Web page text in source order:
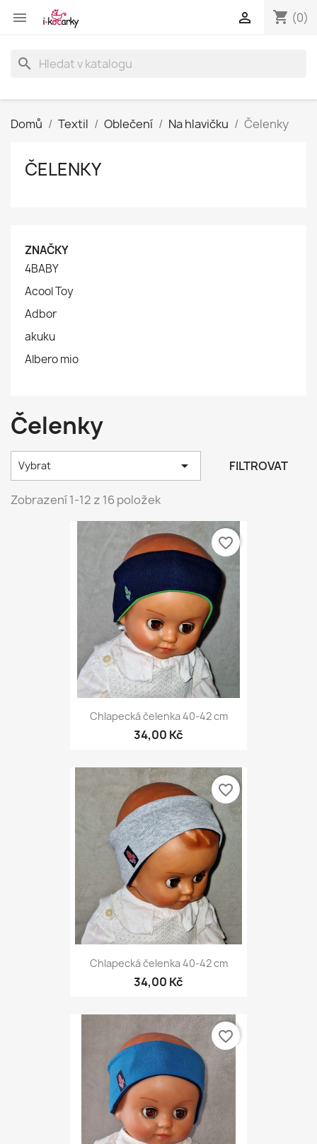
 shopping_cart (0)

search
Domů Textil Oblečení Na hlavičku Čelenky
ČELENKY
ZNAČKY
4BABY
Acool Toy
Adbor
akuku
Albero mio
Čelenky
Vybrat  FILTROVAT
Zobrazení 1-12 z 16 položek
Chlapecká čelenka 40-42 cm
34,00 Kč
favorite_border
Chlapecká čelenka 40-42 cm
34,00 Kč
favorite_border
favorite_border